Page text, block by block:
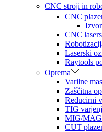
CNC stroji in
CNC
CNC
Laserski
Raytools
Oprema
Varilne
Zaščitna
Reducirni
TIG
MIG/MAG
CUT